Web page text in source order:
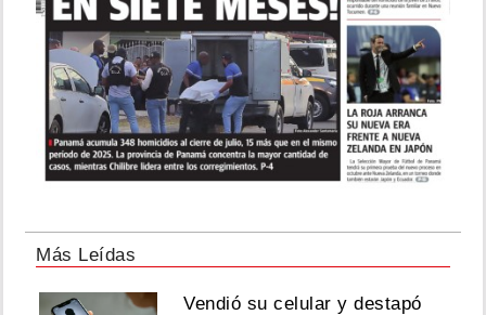
Más Leídas
Vendió su celular y destapó